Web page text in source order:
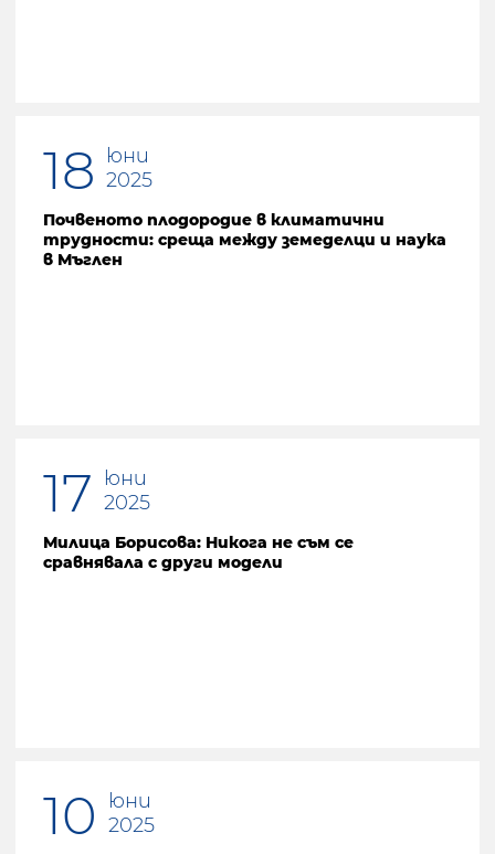
18
юни
2025
Почвеното плодородие в климатични
трудности: среща между земеделци и наука
в Мъглен
17
юни
2025
Милица Борисова: Никога не съм се
сравнявала с други модели
10
юни
2025